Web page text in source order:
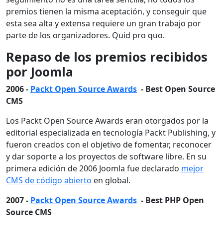
premios tienen la misma aceptación, y conseguir que
esta sea alta y extensa requiere un gran trabajo por
parte de los organizadores. Quid pro quo.
Repaso de los premios recibidos
por Joomla
2006 - Packt Open Source Awards - Best Open Source
CMS
Los Packt Open Source Awards eran otorgados por la
editorial especializada en tecnología Packt Publishing, y
fueron creados con el objetivo de fomentar, reconocer
y dar soporte a los proyectos de software libre. En su
primera edición de 2006 Joomla fue declarado mejor
CMS de código abierto en global.
2007 - Packt Open Source Awards - Best PHP Open
Source CMS